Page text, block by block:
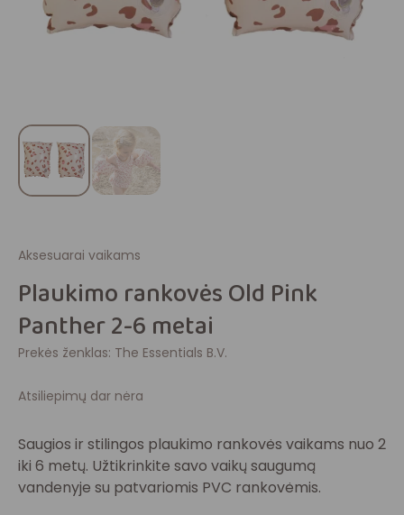
Aksesuarai vaikams
Plaukimo rankovės Old Pink
Panther 2-6 metai
Prekės ženklas: The Essentials B.V.
Atsiliepimų dar nėra
Saugios ir stilingos plaukimo rankovės vaikams nuo 2
iki 6 metų. Užtikrinkite savo vaikų saugumą
vandenyje su patvariomis PVC rankovėmis.